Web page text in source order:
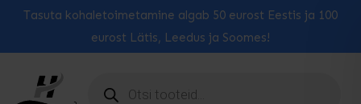
Tasuta kohaletoimetamine algab 50 eurost Eestis ja 100
eurost Lätis, Leedus ja Soomes!
otsing